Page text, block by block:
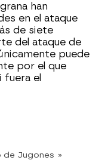
han
en el ataque
de siete
del ataque de
puede
por el que
el
de Jugones »